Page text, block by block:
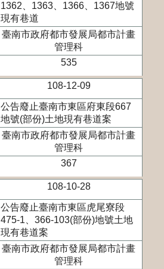
1362、1363、1366、1367地號
現有巷道
臺南市政府都市發展局都市計畫
管理科
535
108-12-09
公告廢止臺南市東區府東段667
地號(部份)土地現有巷道案
臺南市政府都市發展局都市計畫
管理科
367
108-10-28
公告廢止臺南市東區虎尾寮段
475-1、366-103(部份)地號土地
現有巷道案
臺南市政府都市發展局都市計畫
管理科